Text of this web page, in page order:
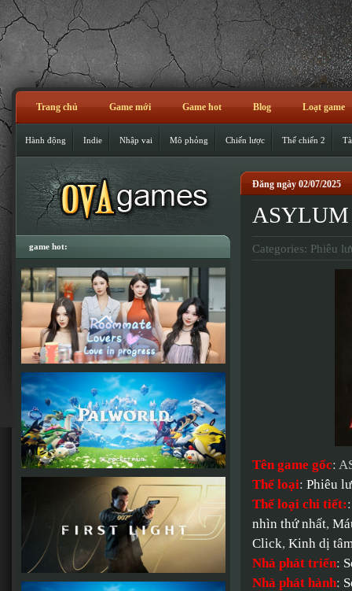
Trang chủ Game mới Game hot Blog Loạt game
Hành động Indie Nhập vai Mô phỏng Chiến lược Thế chiến 2
Đăng ngày 02/07/2025
ASYLUM
Categories: Phiêu
Tên game gốc:
Thể loại: Phiêu
Thể loại chi tiết:
nhìn thứ nhất,
Click, Kinh dị
Nhà phát triển:
Nhà phát hành:
game hot: